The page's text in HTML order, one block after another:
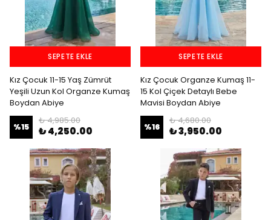
SEPETE EKLE
Kız Çocuk 11-15 Yaş Zümrüt
Yeşili Uzun Kol Organze Kumaş
Boydan Abiye
%15
₺ 4,985.00
₺ 4,250.00
SEPETE EKLE
Kız Çocuk Organze Kumaş 11-
15 Kol Çiçek Detaylı Bebe
Mavisi Boydan Abiye
%16
₺ 4,680.00
₺ 3,950.00